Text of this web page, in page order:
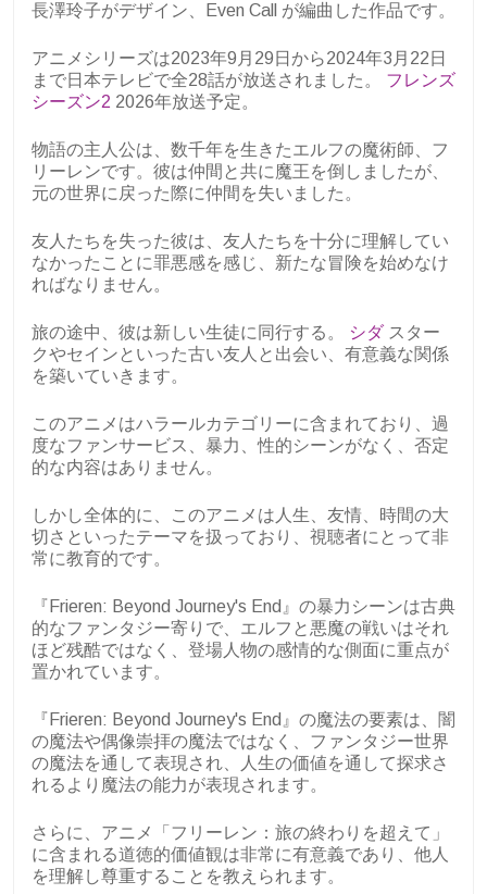
長澤玲子がデザイン、Even Call が編曲した作品です。
アニメシリーズは2023年9月29日から2024年3月22日
まで日本テレビで全28話が放送されました。 フレンズ
シーズン2 2026年放送予定。
物語の主人公は、数千年を生きたエルフの魔術師、フ
リーレンです。彼は仲間と共に魔王を倒しましたが、
元の世界に戻った際に仲間を失いました。
友人たちを失った彼は、友人たちを十分に理解してい
なかったことに罪悪感を感じ、新たな冒険を始めなけ
ればなりません。
旅の途中、彼は新しい生徒に同行する。 シダスター
クやセインといった古い友人と出会い、有意義な関係
を築いていきます。
このアニメはハラールカテゴリーに含まれており、過
度なファンサービス、暴力、性的シーンがなく、否定
的な内容はありません。
しかし全体的に、このアニメは人生、友情、時間の大
切さといったテーマを扱っており、視聴者にとって非
常に教育的です。
『Frieren: Beyond Journey's End』の暴力シーンは古典
的なファンタジー寄りで、エルフと悪魔の戦いはそれ
ほど残酷ではなく、登場人物の感情的な側面に重点が
置かれています。
『Frieren: Beyond Journey's End』の魔法の要素は、闇
の魔法や偶像崇拝の魔法ではなく、ファンタジー世界
の魔法を通して表現され、人生の価値を通して探求さ
れるより魔法の能力が表現されます。
さらに、アニメ「フリーレン：旅の終わりを超えて」
に含まれる道徳的価値観は非常に有意義であり、他人
を理解し尊重することを教えられます。